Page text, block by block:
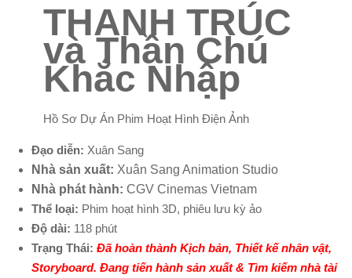
THANH TRÚC
và Thần Chú
Khắc Nhập
Hồ Sơ Dự Án Phim Hoạt Hình Điện Ảnh
Đạo diễn: Xuân Sang
Nhà sản xuất: Xuân Sang Animation Studio
Nhà phát hành: CGV Cinemas Vietnam
Thể loại: Phim hoạt hình 3D, phiêu lưu kỳ ảo
Độ dài: 118 phút
Trạng Thái: Đã hoàn thành Kịch bản, Thiết kế nhân vật,
Storyboard. Đang tiến hành sản xuất & Tìm kiếm nhà tài